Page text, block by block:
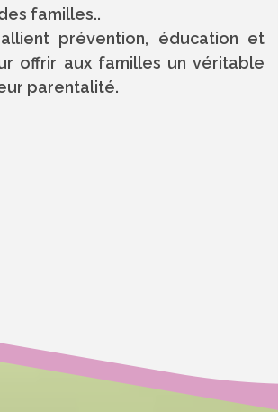
familles..
prévention, éducation et
offrir aux familles un véritable
parentalité.